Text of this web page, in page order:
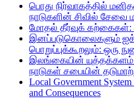
பொது நிர்வாகத்தில்‌
நாடுகளின்‌ சிவில்‌ சேவை
மோதல் தீர்வுக் கற்கைகள்:
இனப்படுகொலைகளும்
பொறுப்புக்கூறலும்: ஒரு
இலங்கையின்
நாடுகள் சபையின்
Local Government
and Consequences